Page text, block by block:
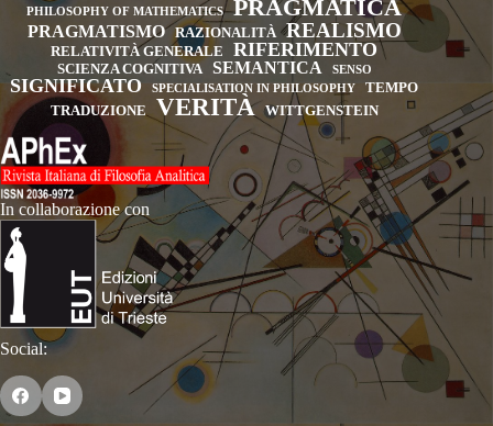
PHILOSOPHY OF MATHEMATICS PRAGMATICA
PRAGMATISMO RAZIONALITÀ REALISMO
RELATIVITÀ GENERALE RIFERIMENTO
SCIENZA COGNITIVA SEMANTICA SENSO
SIGNIFICATO SPECIALISATION IN PHILOSOPHY
TEMPO
TRADUZIONE
VERITÀ WITTGENSTEIN
In collaborazione con
Social: